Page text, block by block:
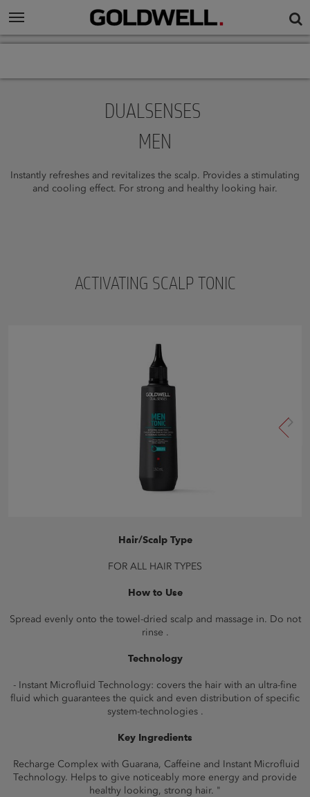
DUALSENSES
MEN
Instantly refreshes and revitalizes the scalp. Provides a stimulating
and cooling effect. For strong and healthy looking hair.
ACTIVATING SCALP TONIC
Hair/Scalp Type
FOR ALL HAIR TYPES
How to Use
Spread evenly onto the towel-dried scalp and massage in. Do not
rinse .
Technology
- Instant Microfluid Technology: covers the hair with an ultra-fine
fluid which guarantees the quick and even distribution of specific
system-technologies .
Key Ingredients
Recharge Complex with Guarana, Caffeine and Instant Microfluid
Technology. Helps to give noticeably more energy and provide
healthy looking, strong hair. "